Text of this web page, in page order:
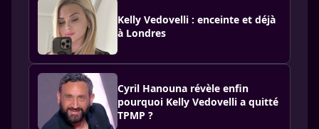
Kelly Vedovelli : enceinte et déjà
à Londres
Cyril Hanouna révèle enfin
pourquoi Kelly Vedovelli a quitté
TPMP ?